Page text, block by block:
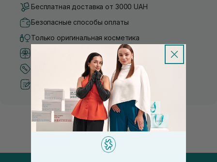
Бесплатная доставка от 3000 UAH
Безопасные способы оплаты
Только оригинальная косметика
Система бонусов и лояльности
Лучшие цены и топ товары
Рекомендации от косметологов